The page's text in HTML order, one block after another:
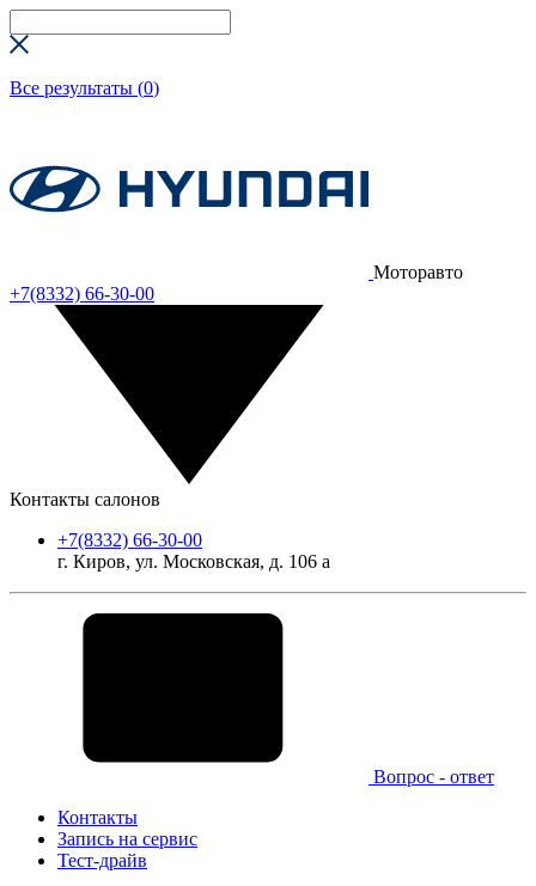
Все результаты (0)
Моторавто
+7(8332) 66-30-00
Контакты салонов
+7(8332) 66-30-00
г. Киров, ул. Московская, д. 106 а
Вопрос - ответ
Контакты
Запись на сервис
Тест-драйв